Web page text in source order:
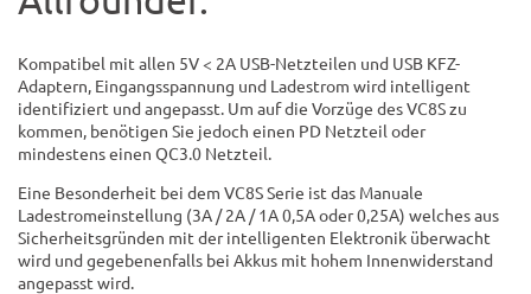
Kompatibel mit allen 5V < 2A USB-Netzteilen und USB KFZ-
Adaptern, Eingangsspannung und Ladestrom wird intelligent
identifiziert und angepasst. Um auf die Vorzüge des VC8S zu
kommen, benötigen Sie jedoch einen PD Netzteil oder
mindestens einen QC3.0 Netzteil.
Eine Besonderheit bei dem VC8S Serie ist das Manuale
Ladestromeinstellung (3A / 2A / 1A 0,5A oder 0,25A) welches aus
Sicherheitsgründen mit der intelligenten Elektronik überwacht
wird und gegebenenfalls bei Akkus mit hohem Innenwiderstand
angepasst wird.